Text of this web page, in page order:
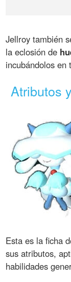
Jellroy también
la eclosión de
incubándolos en
Atributos
Esta es la ficha
sus atributos,
habilidades